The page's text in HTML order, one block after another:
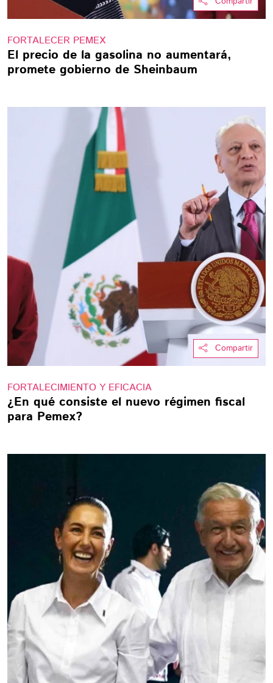
FORTALECER PEMEX
El precio de la gasolina no aumentará,
promete gobierno de Sheinbaum
Compartir
FORTALECIMIENTO Y EFICACIA
¿En qué consiste el nuevo régimen fiscal
para Pemex?